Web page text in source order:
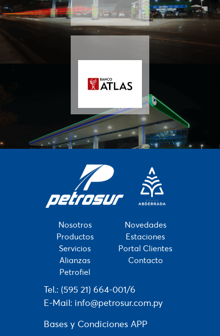
Nosotros
Productos
Servicios
Alianzas
Petrofiel
Novedades
Estaciones
Portal Clientes
Contacto
Tel.: (595 21) 664-001/6
E-Mail: info@petrosur.com.py
Bases y Condiciones APP